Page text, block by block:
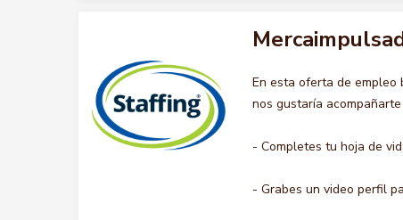
En esta oferta de empleo
nos gustaría
- Completes tu hoja de
- Grabes un video perfil